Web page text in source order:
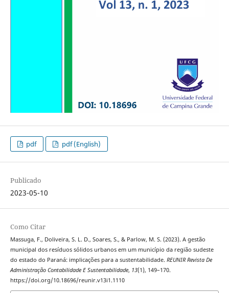
pdf pdf (English)
Publicado
2023-05-10
Como Citar
Massuga, F., Doliveira, S. L. D., Soares, S., & Parlow, M. S. (2023). A gestão
municipal dos resíduos sólidos urbanos em um município da região sudeste
do estado do Paraná: implicações para a sustentabilidade. REUNIR Revista De
Administração Contabilidade E Sustentabilidade, 13(1), 149–170.
https://doi.org/10.18696/reunir.v13i1.1110